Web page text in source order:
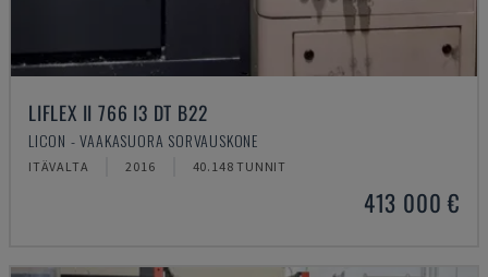
LIFLEX II 766 I3 DT B22
LICON - VAAKASUORA SORVAUSKONE
ITÄVALTA 2016 40.148 TUNNIT
413 000 €